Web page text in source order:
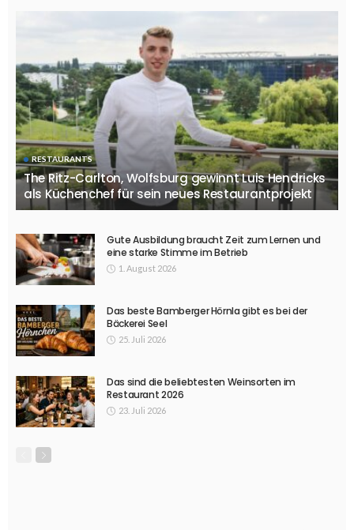
RESTAURANTS
The Ritz-Carlton, Wolfsburg gewinnt Luis Hendricks
als Küchenchef für sein neues Restaurantprojekt
Gute Ausbildung braucht Zeit zum Lernen und
eine starke Stimme im Betrieb
1. August 2026
Das beste Bamberger Hörnla gibt es bei der
Bäckerei Seel
25. Juli 2026
Das sind die beliebtesten Weinsorten im
Restaurant 2026
23. Juli 2026